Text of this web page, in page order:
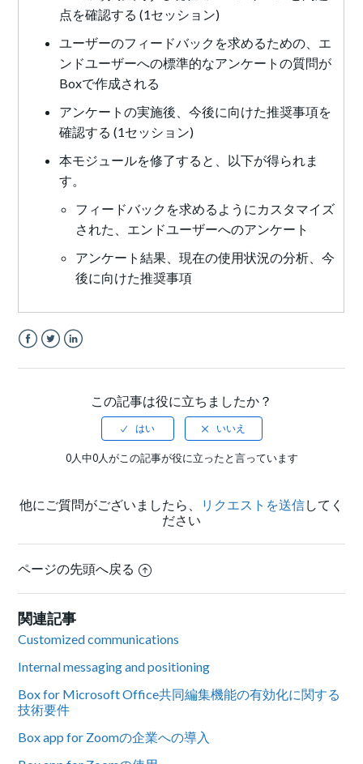
点を確認する (1セッション)
ユーザーのフィードバックを求めるための、エ
ンドユーザーへの標準的なアンケートの質問が
Boxで作成される
アンケートの実施後、今後に向けた推奨事項を
確認する (1セッション)
本モジュールを修了すると、以下が得られま
す。
フィードバックを求めるようにカスタマイズ
された、エンドユーザーへのアンケート
アンケート結果、現在の使用状況の分析、今
後に向けた推奨事項
この記事は役に立ちましたか？
0人中0人がこの記事が役に立ったと言っています
他にご質問がございましたら、 リクエストを送信してく
ださい
ページの先頭へ戻る
関連記事
Customized communications
Internal messaging and positioning
Box for Microsoft Office共同編集機能の有効化に関する
技術要件
Box app for Zoomの企業への導入